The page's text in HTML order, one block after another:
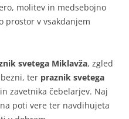
molitev in medsebojno
prostor v vsakdanjem
svetega Miklavža, zgled
ter praznik svetega
zavetnika čebelarjev. Naj
poti vere ter navdihujeta